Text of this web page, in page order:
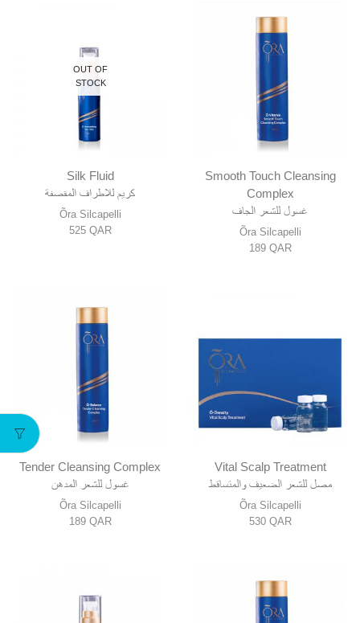
OUT OF
STOCK
Silk Fluid
كريم للاطراف المقصفة
Õra Silcapelli
525 QAR
Smooth Touch Cleansing
Complex
غسول للشعر الجاف
Õra Silcapelli
189 QAR
Tender Cleansing Complex
غسول للشعر المدهن
Õra Silcapelli
189 QAR
Vital Scalp Treatment
مصل للشعر الضعيف والمتساقط
Õra Silcapelli
530 QAR